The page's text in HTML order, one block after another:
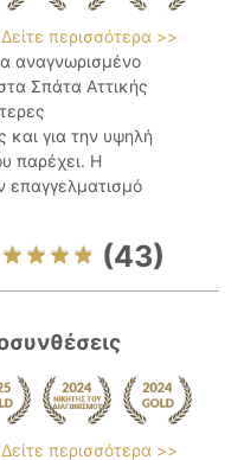
Δείτε περισσότερα >>
αναγνωρισμένο
Σπάτα Αττικής
για την υψηλή
παρέχει. Η
επαγγελματισμό
(43)
Δείτε περισσότερα >>